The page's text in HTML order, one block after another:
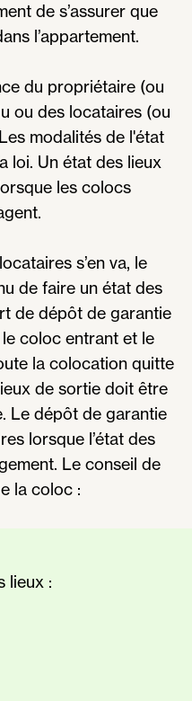
de s’assurer que
l’appartement.
du propriétaire (ou
ou des locataires (ou
modalités de l'état
loi. Un état des lieux
les colocs
s’en va, le
de faire un état des
de dépôt de garantie
le coloc entrant et le
la colocation quitte
de sortie doit être
Le dépôt de garantie
lorsque l’état des
Le conseil de
la coloc :
lieux :